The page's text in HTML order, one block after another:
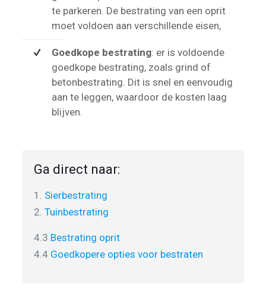
te parkeren. De bestrating van een oprit
moet voldoen aan verschillende eisen,
Goedkope bestrating: er is voldoende
goedkope bestrating, zoals grind of
betonbestrating. Dit is snel en eenvoudig
aan te leggen, waardoor de kosten laag
blijven.
Ga direct naar:
1. Sierbestrating
2. Tuinbestrating
4.3 Bestrating oprit
4.4 Goedkopere opties voor bestraten